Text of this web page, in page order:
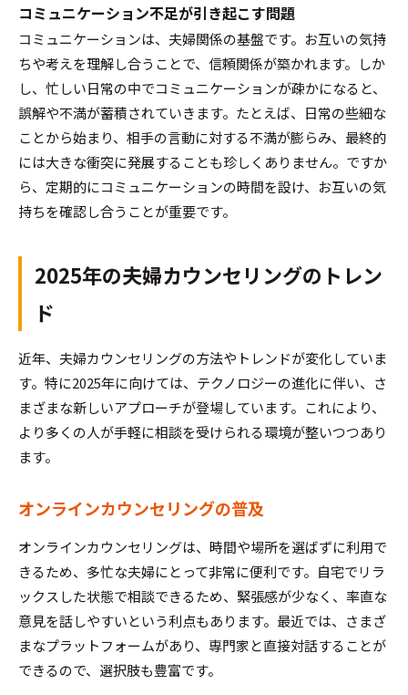
コミュニケーション不足が引き起こす問題
コミュニケーションは、夫婦関係の基盤です。お互いの気持
ちや考えを理解し合うことで、信頼関係が築かれます。しか
し、忙しい日常の中でコミュニケーションが疎かになると、
誤解や不満が蓄積されていきます。たとえば、日常の些細な
ことから始まり、相手の言動に対する不満が膨らみ、最終的
には大きな衝突に発展することも珍しくありません。ですか
ら、定期的にコミュニケーションの時間を設け、お互いの気
持ちを確認し合うことが重要です。
2025年の夫婦カウンセリングのトレン
ド
近年、夫婦カウンセリングの方法やトレンドが変化していま
す。特に2025年に向けては、テクノロジーの進化に伴い、さ
まざまな新しいアプローチが登場しています。これにより、
より多くの人が手軽に相談を受けられる環境が整いつつあり
ます。
オンラインカウンセリングの普及
オンラインカウンセリングは、時間や場所を選ばずに利用で
きるため、多忙な夫婦にとって非常に便利です。自宅でリラ
ックスした状態で相談できるため、緊張感が少なく、率直な
意見を話しやすいという利点もあります。最近では、さまざ
まなプラットフォームがあり、専門家と直接対話することが
できるので、選択肢も豊富です。